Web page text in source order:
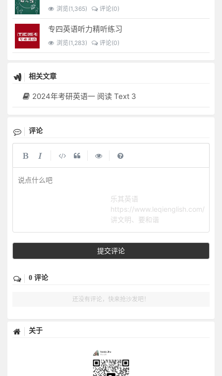
浏览(1,365) 评论(0)
专四英语听力精听练习
浏览(1,283) 评论(0)
相关文章
2024年考研英语一 阅读 Text 3
评论
说点什么吧
乐其英语
https://www.leqienglish.com/
讲文明、要和谐
提交评论
0 评论
还没有评论，快来抢沙发吧！
关于